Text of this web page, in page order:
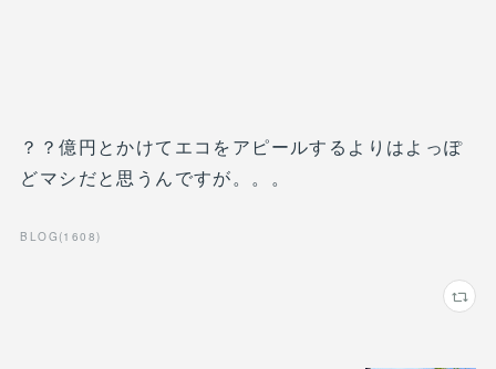
？？億円とかけてエコをアピールするよりはよっぽ
どマシだと思うんですが。。。
BLOG (1608)